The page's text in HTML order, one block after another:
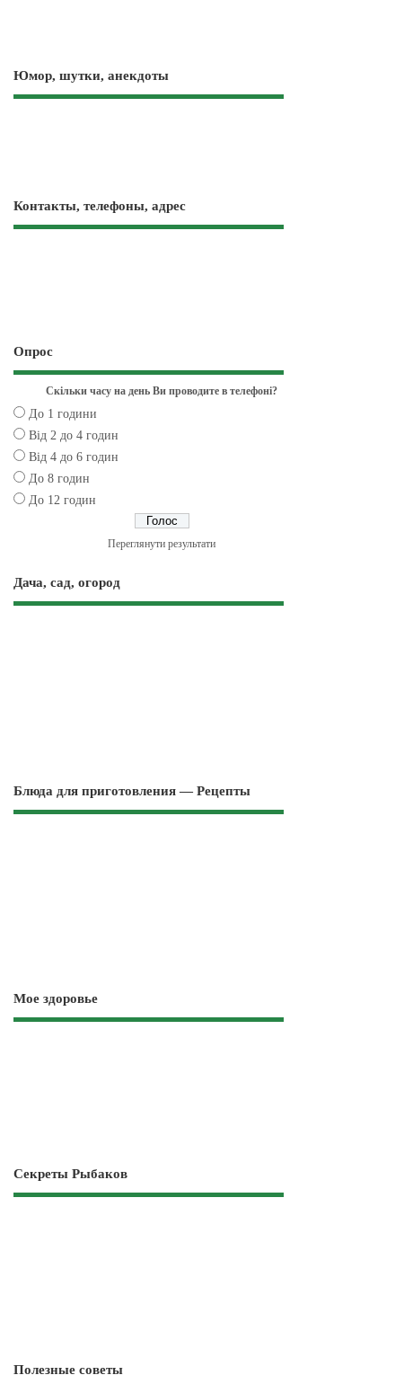
Юмор, шутки, анекдоты
Контакты, телефоны, адрес
Опрос
Скільки часу на день Ви проводите в телефоні?
До 1 години
Від 2 до 4 годин
Від 4 до 6 годин
До 8 годин
До 12 годин
Переглянути результати
Дача, сад, огород
Блюда для приготовления — Рецепты
Мое здоровье
Секреты Рыбаков
Полезные советы